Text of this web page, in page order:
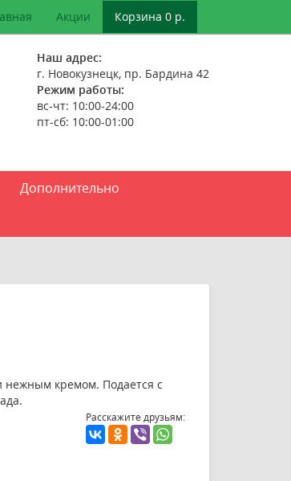
Акции Корзина 0 р.
Наш адрес:
г. Новокузнецк, пр. Бардина 42
Режим работы:
вс-чт: 10:00-24:00
пт-сб: 10:00-01:00
Дополнительно
кремом. Подается с
Расскажите друзьям: